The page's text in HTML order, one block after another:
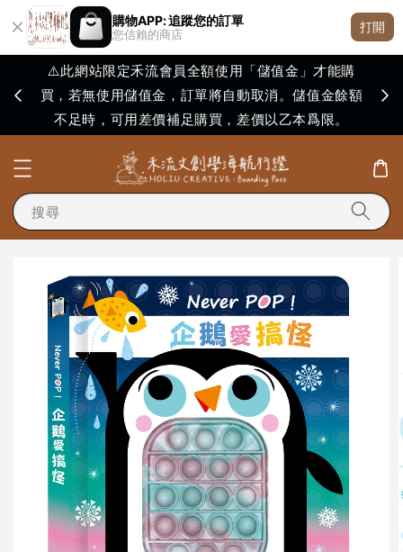
購物APP: 追蹤您的訂單
您信賴的商店
打開
⚠️此網站限定禾流會員全額使用「儲值金」才能購
買，若無使用儲值金，訂單將自動取消。儲值金餘額
不足時，可用差價補足購買，差價以乙本爲限。
購
搜尋